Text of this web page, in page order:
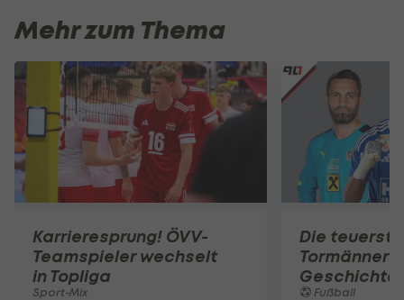
Mehr zum Thema
Karrieresprung! ÖVV-
Teamspieler wechselt
in Topliga
Sport-Mix
Die
Tormänner
Geschichte
Fußball